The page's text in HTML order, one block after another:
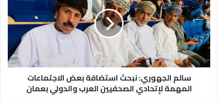
سالم الجهوري: نبحث استضافة بعض الاجتماعات
المهمة لإتحادي الصحفيين العرب والدولي بعمان